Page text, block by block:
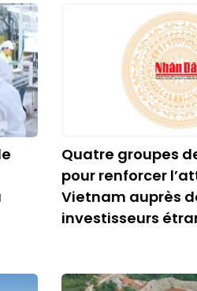
Quatre groupes
pour renforcer
Vietnam auprès
investisseurs